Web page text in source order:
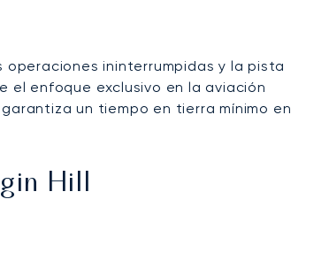
ininterrumpidas y la pista
enfoque exclusivo en la aviación
un tiempo en tierra mínimo en
Hill